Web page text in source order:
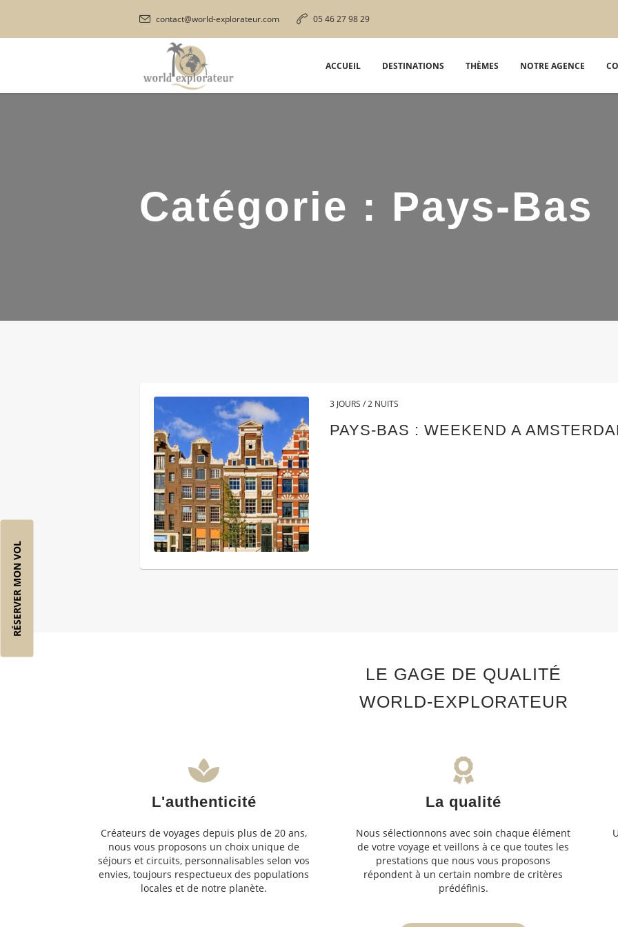
RÉSERVER MON VOL
contact@world-explorateur.com 05 46 27 98 29
ACCUEIL DESTINATIONS THÈMES NOTRE AGENCE
Catégorie : Pays-Bas
3 JOURS / 2 NUITS
PAYS-BAS : WEEKEND A
LE GAGE DE QUALITÉ
WORLD-EXPLORATEUR
L'authenticité
Créateurs de voyages depuis plus de 20 ans,
nous vous proposons un choix unique de
séjours et circuits, personnalisables selon vos
envies, toujours respectueux des populations
locales et de notre planète.
La qualité
Nous sélectionnons avec soin chaque élément
de votre voyage et veillons à ce que toutes les
prestations que nous vous proposons
répondent à un certain nombre de critères
prédéfinis.